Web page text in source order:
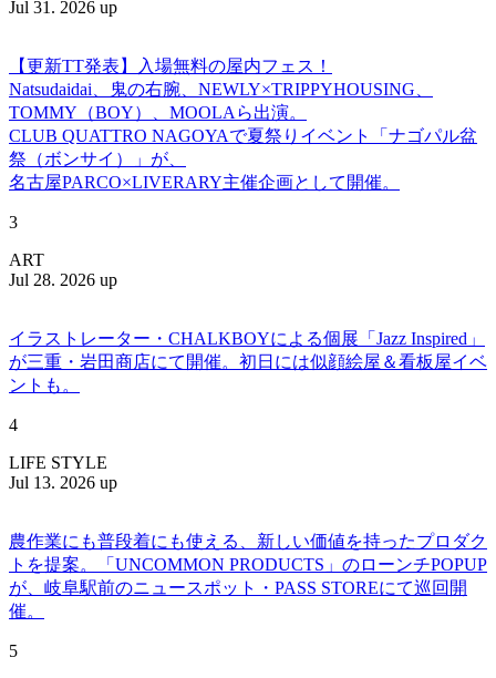
Jul 31. 2026 up
【更新TT発表】入場無料の屋内フェス！
Natsudaidai、鬼の右腕、NEWLY×TRIPPYHOUSING、
TOMMY（BOY）、MOOLAら出演。
CLUB QUATTRO NAGOYAで夏祭りイベント「ナゴパル盆
祭（ボンサイ）」が、
名古屋PARCO×LIVERARY主催企画として開催。
3
ART
Jul 28. 2026 up
イラストレーター・CHALKBOYによる個展「Jazz Inspired」
が三重・岩田商店にて開催。初日には似顔絵屋＆看板屋イベ
ントも。
4
LIFE STYLE
Jul 13. 2026 up
農作業にも普段着にも使える、新しい価値を持ったプロダク
トを提案。「UNCOMMON PRODUCTS」のローンチPOPUP
が、岐阜駅前のニュースポット・PASS STOREにて巡回開
催。
5